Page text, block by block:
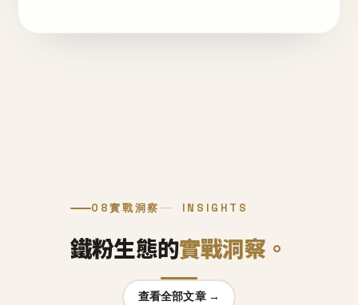
08實戰洞察 INSIGHTS
鐵粉生態的實戰洞察。
查看全部文章 →